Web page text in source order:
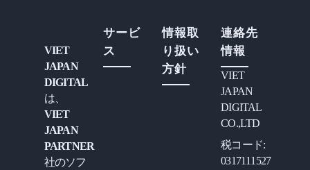
VIET
JAPAN
DIGITAL
は、
VIET
JAPAN
PARTNER
社のソフ
サービ
ス
情報取
り扱い
方針
連絡先
情報
VIET
JAPAN
DIGITAL
CO.,LTD
税コード:
0317111527